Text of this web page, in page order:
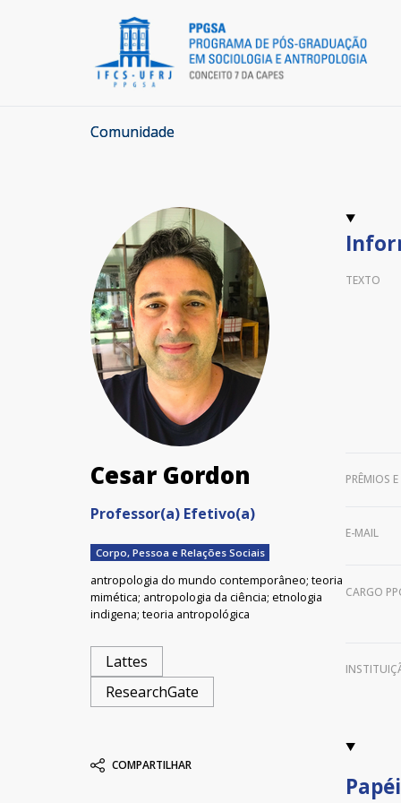
Comunidade
Cesar Gordon
Professor(a) Efetivo(a)
Corpo, Pessoa e Relações Sociais
antropologia do mundo contemporâneo; teoria
mimética; antropologia da ciência; etnologia
indigena; teoria antropológica
Lattes
ResearchGate
COMPARTILHAR
TEXTO
PRÊMIOS
E-MAIL
CARGO